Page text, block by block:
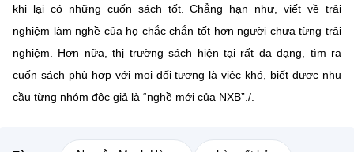
khi lại có những cuốn sách tốt. Chẳng hạn như, viết về trải
nghiệm làm nghề của họ chắc chắn tốt hơn người chưa từng trải
nghiệm. Hơn nữa, thị trường sách hiện tại rất đa dạng, tìm ra
cuốn sách phù hợp với mọi đối tượng là việc khó, biết được nhu
cầu từng nhóm độc giả là “nghề mới của NXB”./.